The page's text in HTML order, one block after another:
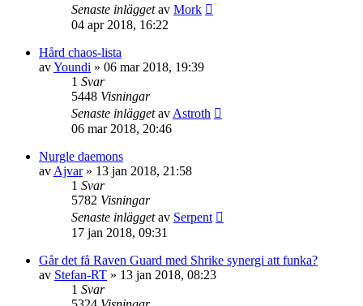
Senaste inläggetav Mork
04 apr 2018, 16:22
Hård chaos-lista
avYoundi » 06 mar 2018, 19:39
1 Svar
5448 Visningar
Senaste inläggetav Astroth
06 mar 2018, 20:46
Nurgle daemons
av Ajvar» 13 jan 2018, 21:58
1 Svar
5782 Visningar
Senaste inläggetav Serpent
17 jan 2018, 09:31
Går det få Raven Guard med Shrike synergi att funka?
av Stefan-RT » 13 jan 2018, 08:23
1 Svar